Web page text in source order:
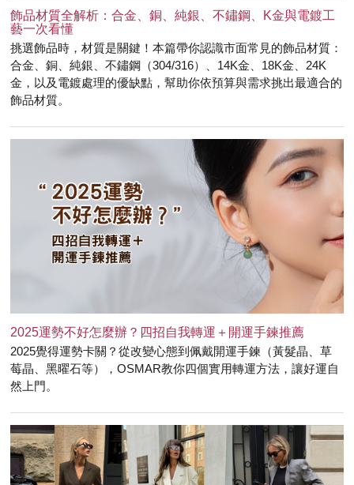
飾品材質全解析：合金、銅、純銀、不鏽鋼、K金與電鍍工
藝一次看懂
挑選飾品時，材質是關鍵！本篇帶你認識市面常見的飾品材質：
合金、銅、純銀、不鏽鋼（304/316）、14K金、18K金、24K
金，以及電鍍處理的優缺點，幫助你依預算與需求挑出最適合的
飾品材質。
2025運勢不好怎麼辦？四招自我轉運＋開運手鍊推薦
2025覺得運勢卡關？從改變心態到佩戴開運手鍊（黃髮晶、草
莓晶、黑曜石等），OSMAR教你四個實用轉運方法，讓好運自
然上門。